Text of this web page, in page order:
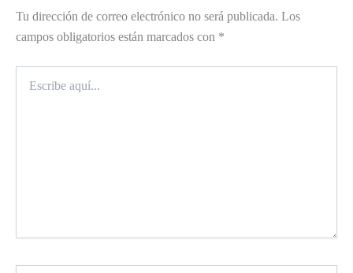
Tu dirección de correo electrónico no será publicada. Los
campos obligatorios están marcados con *
aquí...